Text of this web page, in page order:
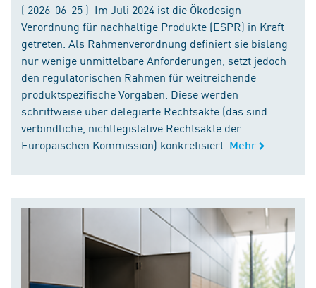
( 2026-06-25 ) Im Juli 2024 ist die Ökodesign-
Verordnung für nachhaltige Produkte (ESPR) in Kraft
getreten. Als Rahmenverordnung definiert sie bislang
nur wenige unmittelbare Anforderungen, setzt jedoch
den regulatorischen Rahmen für weitreichende
produktspezifische Vorgaben. Diese werden
schrittweise über delegierte Rechtsakte (das sind
verbindliche, nichtlegislative Rechtsakte der
Europäischen Kommission) konkretisiert. Mehr